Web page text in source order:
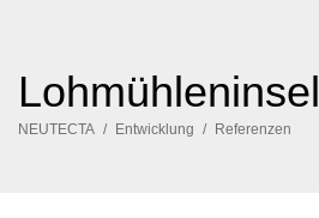
Lohmühleninsel
NEUTECTA Entwicklung Referenzen